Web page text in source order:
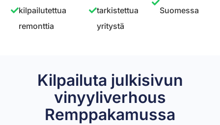
kilpailutettua
remonttia
tarkistettua
yritystä
Suomessa
Kilpailuta julkisivun
vinyyliverhous
Remppakamussa